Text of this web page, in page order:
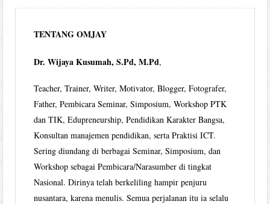
TENTANG OMJAY
Dr. Wijaya Kusumah, S.Pd, M.Pd,
Teacher, Trainer, Writer, Motivator, Blogger, Fotografer,
Father, Pembicara Seminar, Simposium, Workshop PTK
dan TIK, Edupreneurship, Pendidikan Karakter Bangsa,
Konsultan manajemen pendidikan, serta Praktisi ICT.
Sering diundang di berbagai Seminar, Simposium, dan
Workshop sebagai Pembicara/Narasumber di tingkat
Nasional. Dirinya telah berkeliling hampir penjuru
nusantara, karena menulis. Semua perjalanan itu ia selalu